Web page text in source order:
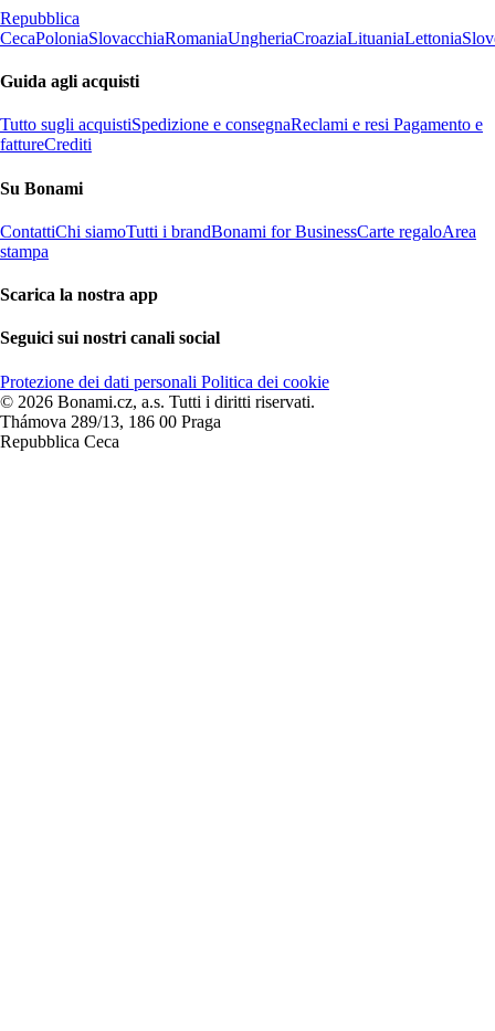
Repubblica
CecaPoloniaSlovacchiaRomaniaUngheriaCroaziaLituaniaLettonia
Guida agli acquisti
Tutto sugli acquistiSpedizione e consegnaReclami e resi Pagamento e
fattureCrediti
Su Bonami
ContattiChi siamoTutti i brandBonami for BusinessCarte regaloArea
stampa
Scarica la nostra app
Seguici sui nostri canali social
Protezione dei dati personali Politica dei cookie
© 2026 Bonami.cz, a.s. Tutti i diritti riservati.
Thámova 289/13, 186 00 Praga
Repubblica Ceca